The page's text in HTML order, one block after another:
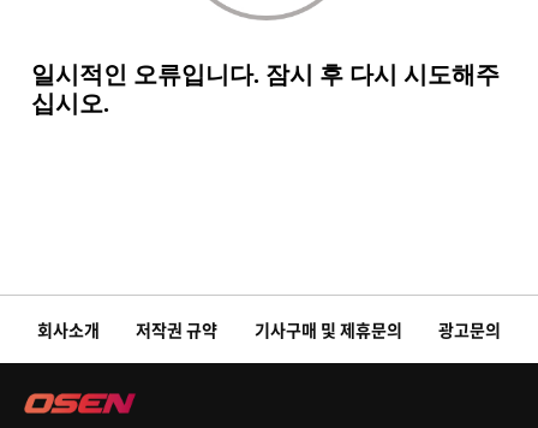
회사소개 저작권 규약 기사구매 및 제휴문의 광고문의